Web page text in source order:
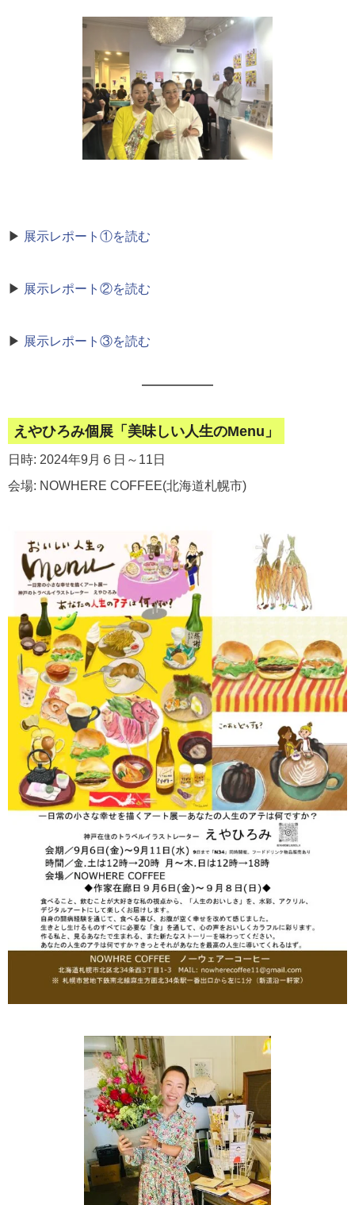
▶ 展示レポート①を読む
▶ 展示レポート②を読む
▶ 展示レポート③を読む
えやひろみ個展「美味しい人生のMenu」
日時: 2024年9月６日～11日
会場: NOWHERE COFFEE(北海道札幌市)